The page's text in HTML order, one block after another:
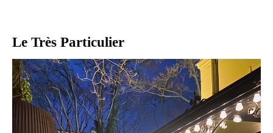
Le Très Particulier